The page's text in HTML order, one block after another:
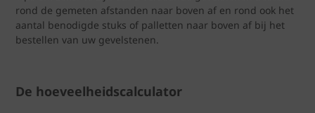
rond de gemeten afstanden naar boven af en rond ook het
aantal benodigde stuks of palletten naar boven af bij het
bestellen van uw gevelstenen.
De hoeveelheidscalculator